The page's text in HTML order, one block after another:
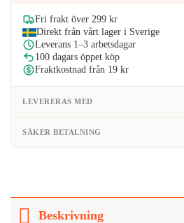
Fri frakt över 299 kr
Direkt från vårt lager i Sverige
Leverans 1–3 arbetsdagar
100 dagars öppet köp
Fraktkostnad från 19 kr
LEVERERAS MED
SÄKER BETALNING
Beskrivning